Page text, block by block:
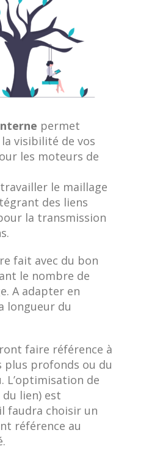
permet
visibilité de vos
les moteurs de
le maillage
des liens
la transmission
fait avec du bon
le nombre de
A adapter en
longueur du
faire référence à
plus profonds ou du
L’optimisation de
du lien) est
faudra choisir un
référence au